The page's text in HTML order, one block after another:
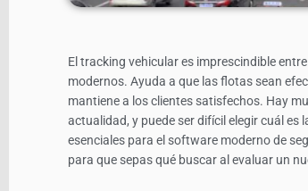
El tracking vehicular es imprescindible
modernos. Ayuda a que las flotas sean
mantiene a los clientes satisfechos. Hay
actualidad, y puede ser difícil elegir cuál
esenciales para el software moderno de
para que sepas qué buscar al evaluar un